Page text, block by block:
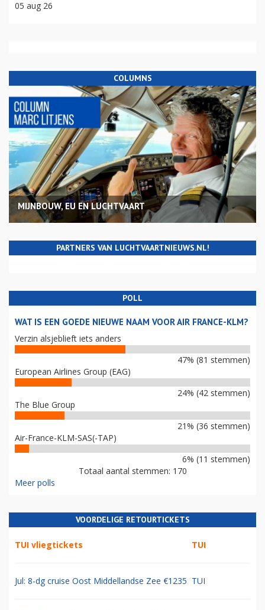
05 aug 26
COLUMNS
MIJNBOUW, EU EN LUCHTVAART
PARTNERS VAN LUCHTVAARTNIEUWS.NL!
POLL
WAT IS EEN GOEDE NIEUWE NAAM VOOR AIR FRANCE-KLM?
Verzin alsjeblieft iets anders
47% (81 stemmen)
European Airlines Group (EAG)
24% (42 stemmen)
The Blue Group
21% (36 stemmen)
Air-France-KLM-SAS(-TAP)
6% (11 stemmen)
Totaal aantal stemmen: 170
Meer polls
VOORDELIGE RETOURTICKETS
TUI vliegtickets TUI
Jul: 8-dg cruise Oost Middellandse Zee €1235 TUI